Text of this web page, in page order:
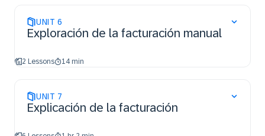
UNIT 6
Exploración de la facturación manual
2 Lessons 14 min
UNIT 7
Explicación de la facturación